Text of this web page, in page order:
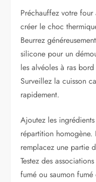
Préchauffez votre
créer le choc
Beurrez
silicone pour un
les alvéoles à ras
Surveillez la cuisson
rapidement.
Ajoutez les
répartition homogène.
remplacez une partie
Testez des
fumé ou saumon